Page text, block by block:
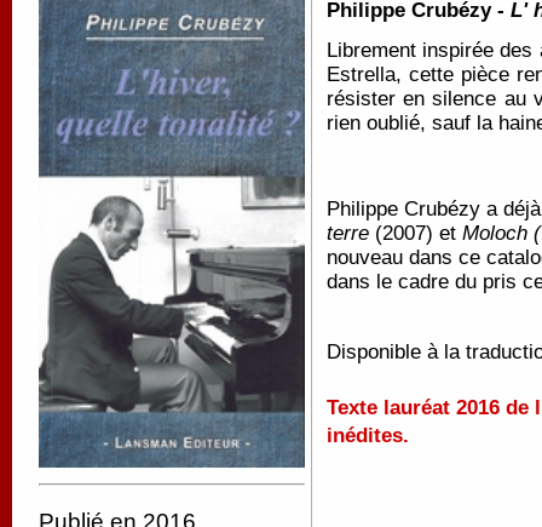
Publié en 2016
Philippe Crubézy - L'
Librement inspirée
Estrella, cette pièce
résister en silence au
rien oublié, sauf la
Philippe Crubézy a
terre (2007) et Moloch (
nouveau dans ce
dans le cadre du pris
Disponible à la
Texte lauréat 2016
inédites.